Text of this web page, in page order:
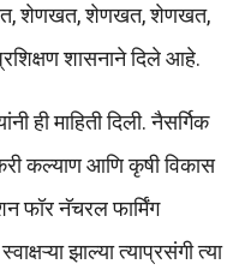
शेणखत, शेणखत, शेणखत,
शासनाने दिले आहे.
ही माहिती दिली. नैसर्गिक
कल्याण आणि कृषी विकास
फॉर नॅचरल फार्मिंग
झाल्या त्याप्रसंगी त्या